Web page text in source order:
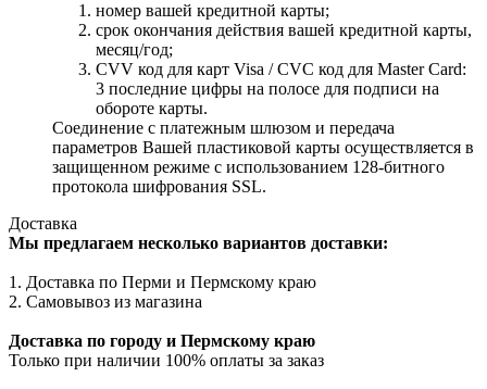
номер вашей кредитной карты;
cрок окончания действия вашей кредитной карты,
месяц/год;
CVV код для карт Visa / CVC код для Master Card:
3 последние цифры на полосе для подписи на
обороте карты.
Соединение с платежным шлюзом и передача
параметров Вашей пластиковой карты осуществляется в
защищенном режиме с использованием 128-битного
протокола шифрования SSL.
Доставка
Мы предлагаем несколько вариантов доставки:
1. Доставка по Перми и Пермскому краю
2. Самовывоз из магазина
Доставка по городу и Пермскому краю
Только при наличии 100% оплаты за заказ